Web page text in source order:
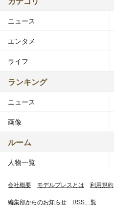
ニュース
エンタメ
ライフ
ランキング
ニュース
画像
ルーム
人物一覧
会社概要 モデルプレスとは 利用規約
編集部からのお知らせ RSS一覧